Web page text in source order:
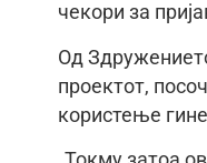
чекори за
Од
проектот,
користење